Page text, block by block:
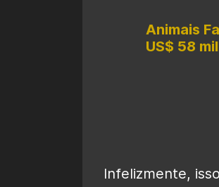
Animais
US$ 58
Infelizmente,